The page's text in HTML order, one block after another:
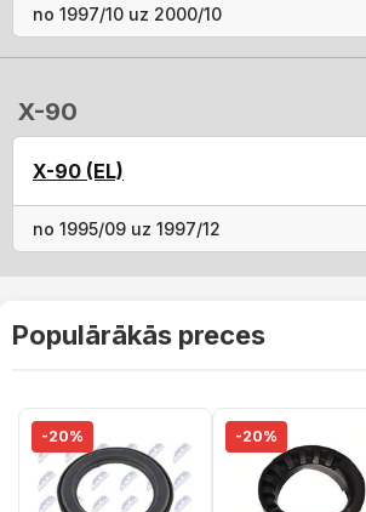
no 1997/10 uz 2000/10
X-90
X-90 (EL)
no 1995/09 uz 1997/12
Populārākās preces
-20% -20%